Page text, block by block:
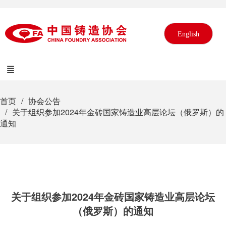
English
首页
协会公告
关于组织参加2024年金砖国家铸造业高层论坛（俄罗斯）的
通知
关于组织参加2024年金砖国家铸造业高层论坛
（俄罗斯）的通知